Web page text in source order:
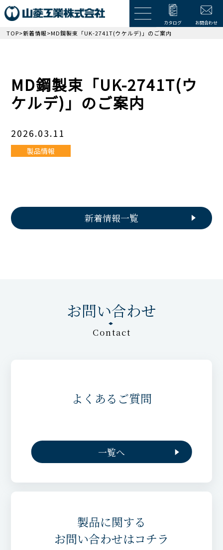
カタログ お問合わせ
TOP>新着情報>MD鋼製束「UK-2741T(ウケルデ)」のご案内
MD鋼製束「UK-2741T(ウ
ケルデ)」のご案内
2026.03.11
製品情報
新着情報一覧
お問い合わせ
Contact
よくあるご質問
一覧へ
製品に関する
お問い合わせはコチラ